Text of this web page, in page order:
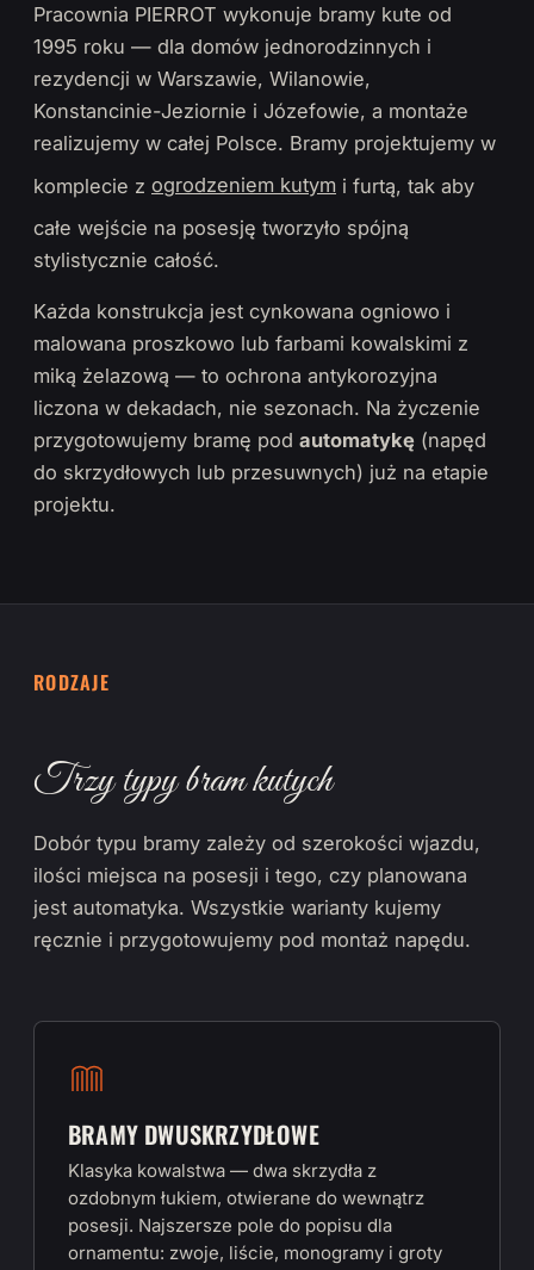
Pracownia PIERROT wykonuje bramy kute od
1995 roku — dla domów jednorodzinnych i
rezydencji w Warszawie, Wilanowie,
Konstancinie-Jeziornie i Józefowie, a montaże
realizujemy w całej Polsce. Bramy projektujemy w
komplecie z ogrodzeniem kutym i furtą, tak aby
całe wejście na posesję tworzyło spójną
stylistycznie całość.
Każda konstrukcja jest cynkowana ogniowo i
malowana proszkowo lub farbami kowalskimi z
miką żelazową — to ochrona antykorozyjna
liczona w dekadach, nie sezonach. Na życzenie
przygotowujemy bramę pod automatykę (napęd
do skrzydłowych lub przesuwnych) już na etapie
projektu.
RODZAJE
Trzy typy bram kutych
Dobór typu bramy zależy od szerokości wjazdu,
ilości miejsca na posesji i tego, czy planowana
jest automatyka. Wszystkie warianty kujemy
ręcznie i przygotowujemy pod montaż napędu.
BRAMY DWUSKRZYDŁOWE
Klasyka kowalstwa — dwa skrzydła z
ozdobnym łukiem, otwierane do wewnątrz
posesji. Najszersze pole do popisu dla
ornamentu: zwoje, liście, monogramy i groty